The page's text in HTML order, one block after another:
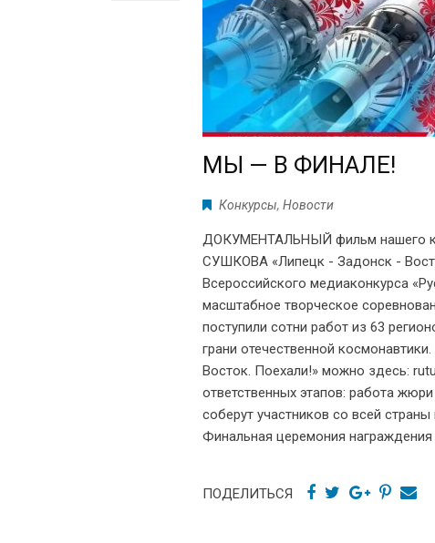
МЫ — В ФИНАЛЕ!
Конкурсы, Новости
ДОКУМЕНТАЛЬНЫЙ фильм нашего
СУШКОВА «Липецк - Задонск -
Всероссийского медиаконкурса
масштабное творческое
поступили сотни работ из 63
грани отечественной
Восток. Поехали!» можно здесь:
ответственных этапов: работа
соберут участников со всей
Финальная церемония
ПОДЕЛИТЬСЯ